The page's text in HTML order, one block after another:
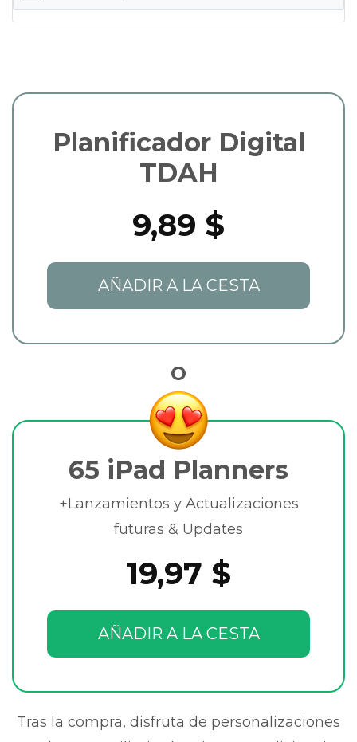
Planificador Digital
TDAH
9,89 $
AÑADIR A LA CESTA
O
65 iPad Planners
+Lanzamientos y Actualizaciones
futuras & Updates
19,97 $
AÑADIR A LA CESTA
Tras la compra, disfruta de personalizaciones